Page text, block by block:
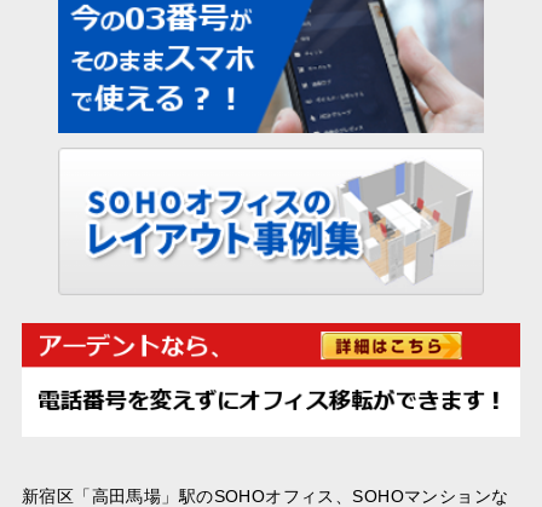
新宿区「高田馬場」駅のSOHOオフィス、SOHOマンションな